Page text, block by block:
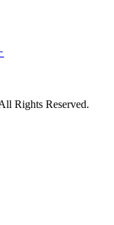
Rights Reserved.